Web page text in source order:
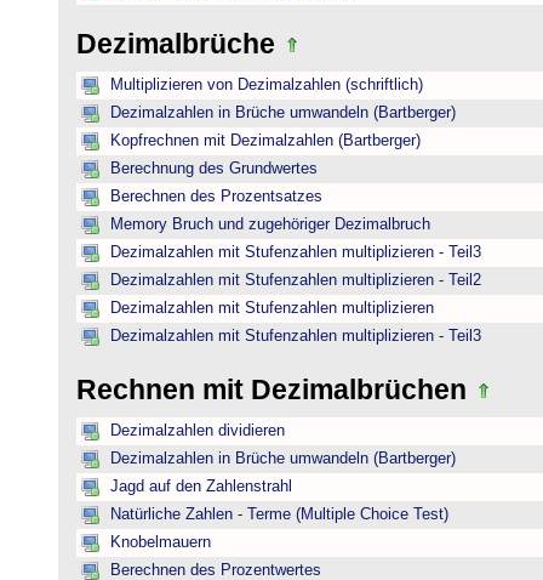
Dezimalbrüche
Multiplizieren von Dezimalzahlen (schriftlich)
Dezimalzahlen in Brüche umwandeln (Bartberger)
Kopfrechnen mit Dezimalzahlen (Bartberger)
Berechnung des Grundwertes
Berechnen des Prozentsatzes
Memory Bruch und zugehöriger Dezimalbruch
Dezimalzahlen mit Stufenzahlen multiplizieren - Teil3
Dezimalzahlen mit Stufenzahlen multiplizieren - Teil2
Dezimalzahlen mit Stufenzahlen multiplizieren
Dezimalzahlen mit Stufenzahlen multiplizieren - Teil3
Rechnen mit Dezimalbrüchen
Dezimalzahlen dividieren
Dezimalzahlen in Brüche umwandeln (Bartberger)
Jagd auf den Zahlenstrahl
Natürliche Zahlen - Terme (Multiple Choice Test)
Knobelmauern
Berechnen des Prozentwertes